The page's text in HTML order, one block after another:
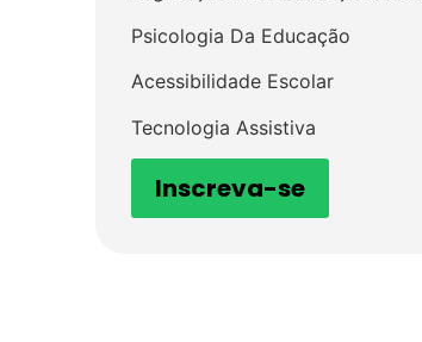
Psicologia Da Educação
Acessibilidade Escolar
Tecnologia Assistiva
Inscreva-se